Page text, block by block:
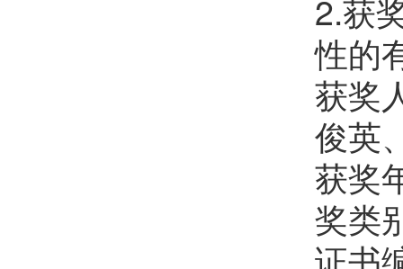
2.获
性的
获奖
俊英
获奖
奖类
证书